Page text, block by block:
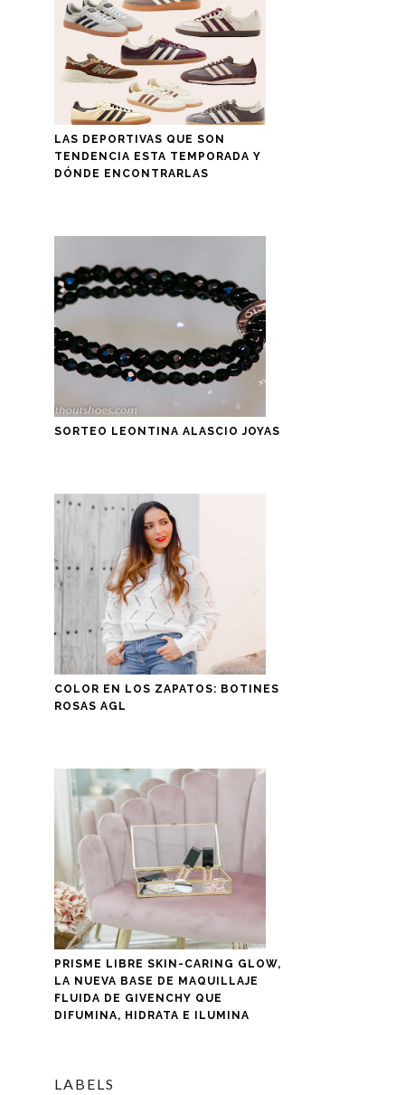
LAS DEPORTIVAS QUE SON
TENDENCIA ESTA TEMPORADA Y
DÓNDE ENCONTRARLAS
SORTEO LEONTINA ALASCIO JOYAS
COLOR EN LOS ZAPATOS: BOTINES
ROSAS AGL
PRISME LIBRE SKIN-CARING GLOW,
LA NUEVA BASE DE MAQUILLAJE
FLUIDA DE GIVENCHY QUE
DIFUMINA, HIDRATA E ILUMINA
LABELS